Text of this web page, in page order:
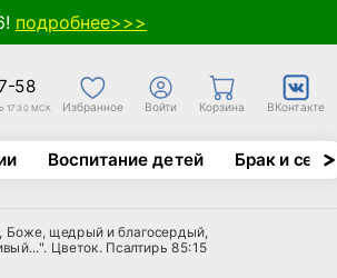
подробнее>>>
58
17:30 МСК Избранное Войти Корзина ВКонтакте
Воспитание детей Брак и семья
Боже, щедрый и благосердый,
Цветок. Псалтирь 85:15